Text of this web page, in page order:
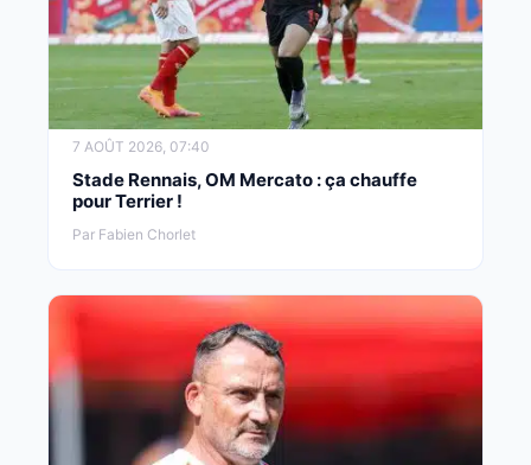
7 AOÛT 2026, 07:40
Stade Rennais, OM Mercato : ça chauffe
pour Terrier !
Par Fabien Chorlet